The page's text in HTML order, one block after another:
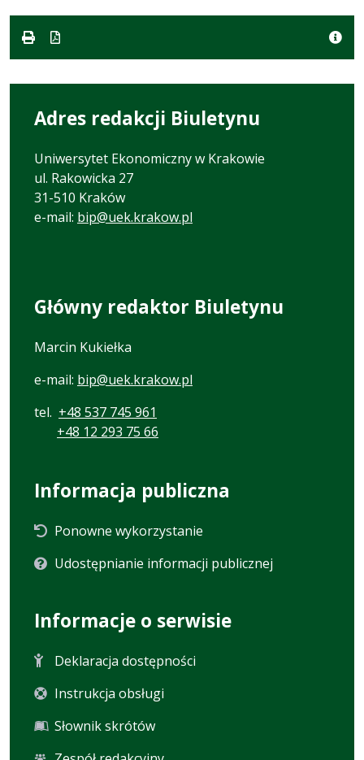
formacie:
39
Adres redakcji Biuletynu
Uniwersytet Ekonomiczny w Krakowie
ul. Rakowicka 27
31-510 Kraków
e-mail: bip@uek.krakow.pl
Główny redaktor Biuletynu
Marcin Kukiełka
e-mail: bip@uek.krakow.pl
tel. +48 537 745 961
+48 12 293 75 66
Informacja publiczna
Ponowne wykorzystanie
Udostępnianie informacji publicznej
Informacje o serwisie
Deklaracja dostępności
Instrukcja obsługi
Słownik skrótów